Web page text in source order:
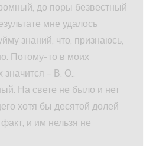
до поры безвестный
мне удалось
знаний, что, признаюсь,
Потому-то в моих
значится – В. О.:
На свете не было и нет
хотя бы десятой долей
и им нельзя не